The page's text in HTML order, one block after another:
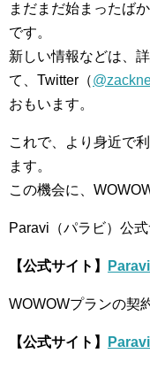
まだまだ始まったば
です。
新しい情報などは、
て、Twitter（
おもいます。
これで、より身近で
ます。
この機会に、
Paravi（パラビ）公
【公式サイト】 Paravi
WOWOWプランの契
【公式サイト】